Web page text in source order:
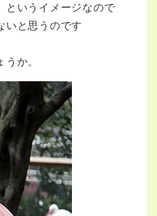
というイメージなので
いと思うのです
か。